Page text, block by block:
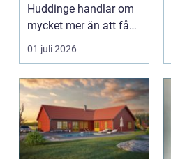
Huddinge handlar om
mycket mer än att få
nya färger på
väggarna...
01 juli 2026